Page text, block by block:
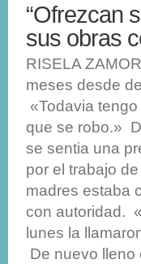
“Ofrezcan
sus obras
RISELA
meses desde
«Todavia
que se robo.»
se sentia una
por el trabajo
madres estaba
con autoridad.
lunes la
De nuevo lleno